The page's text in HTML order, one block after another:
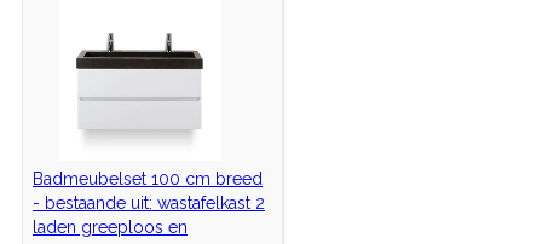
Badmeubelset 100 cm breed
- bestaande uit: wastafelkast 2
laden greeploos en